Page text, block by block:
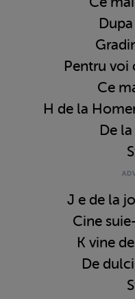
Pentru voi
Ce
H de la
De
J e de la
Cine
K vine
De